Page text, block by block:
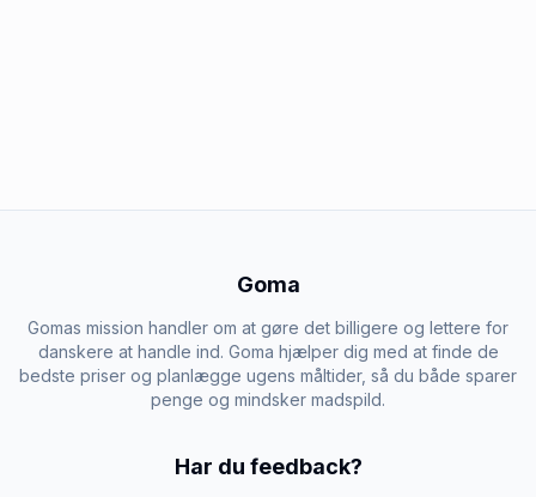
Goma
Gomas mission handler om at gøre det billigere og lettere for
danskere at handle ind. Goma hjælper dig med at finde de
bedste priser og planlægge ugens måltider, så du både sparer
penge og mindsker madspild.
Har du feedback?